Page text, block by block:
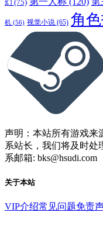
幻 (75)
机 (56) 视觉小说 (65) 角
声明：本站所有游戏来
系站长，我们将及时处
系邮箱: bks@hsudi.com
关于本站
VIP介绍常见问题免责